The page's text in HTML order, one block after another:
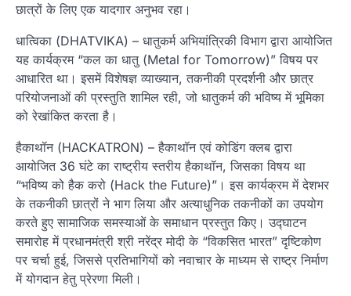
छात्रों के लिए एक यादगार अनुभव रहा।
धात्विका (DHATVIKA) – धातुकर्म अभियांत्रिकी विभाग द्वारा आयोजित
यह कार्यक्रम “कल का धातु (Metal for Tomorrow)” विषय पर
आधारित था। इसमें विशेषज्ञ व्याख्यान, तकनीकी प्रदर्शनी और छात्र
परियोजनाओं की प्रस्तुति शामिल रही, जो धातुकर्म की भविष्य में भूमिका
को रेखांकित करता है।
हैकाथॉन (HACKATRON) – हैकाथॉन एवं कोडिंग क्लब द्वारा
आयोजित 36 घंटे का राष्ट्रीय स्तरीय हैकाथॉन, जिसका विषय था
“भविष्य को हैक करो (Hack the Future)”। इस कार्यक्रम में देशभर
के तकनीकी छात्रों ने भाग लिया और अत्याधुनिक तकनीकों का उपयोग
करते हुए सामाजिक समस्याओं के समाधान प्रस्तुत किए। उद्घाटन
समारोह में प्रधानमंत्री श्री नरेंद्र मोदी के “विकसित भारत” दृष्टिकोण
पर चर्चा हुई, जिससे प्रतिभागियों को नवाचार के माध्यम से राष्ट्र निर्माण
में योगदान हेतु प्रेरणा मिली।